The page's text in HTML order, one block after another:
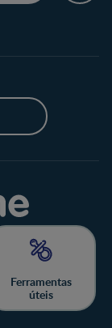
Ferramentas
úteis